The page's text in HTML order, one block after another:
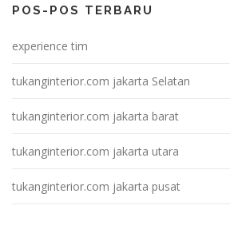
POS-POS TERBARU
experience tim
tukanginterior.com jakarta Selatan
tukanginterior.com jakarta barat
tukanginterior.com jakarta utara
tukanginterior.com jakarta pusat